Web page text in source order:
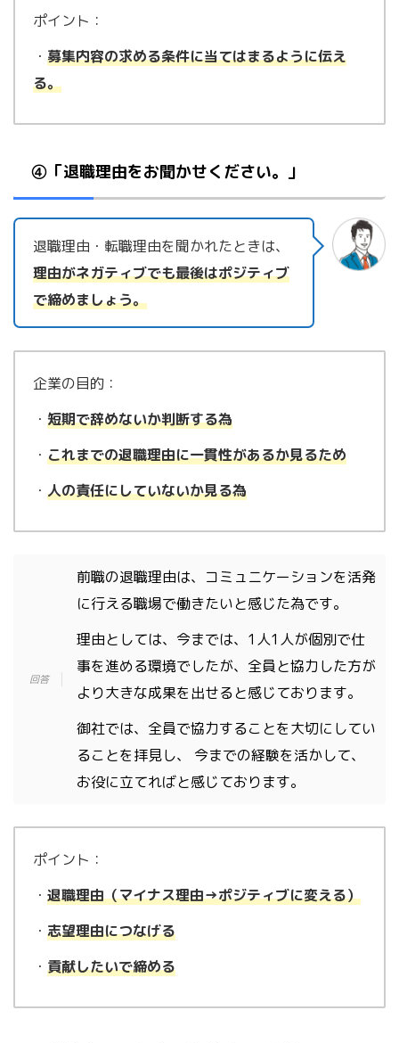
ポイント：
・ 募集内容の求める条件に当てはまるように伝え
る。
④「退職理由をお聞かせください。」
退職理由・転職理由を聞かれたときは、
理由がネガティブでも最後はポジティブ
で締めましょう。
企業の目的：
・ 短期で辞めないか判断する為
・ これまでの退職理由に一貫性があるか見るため
・ 人の責任にしていないか見る為
前職の退職理由は、コミュニケーションを活発
に行える職場で働きたいと感じた為です。
理由としては、今までは、1人1人が個別で仕
事を進める環境でしたが、全員と協力した方が
より大きな成果を出せると感じております。
御社では、全員で協力することを大切にしてい
ることを拝見し、 今までの経験を活かして、
お役に立てればと感じております。
ポイント：
・ 退職理由（マイナス理由→ポジティブに変える）
・ 志望理由につなげる
・ 貢献したいで締める